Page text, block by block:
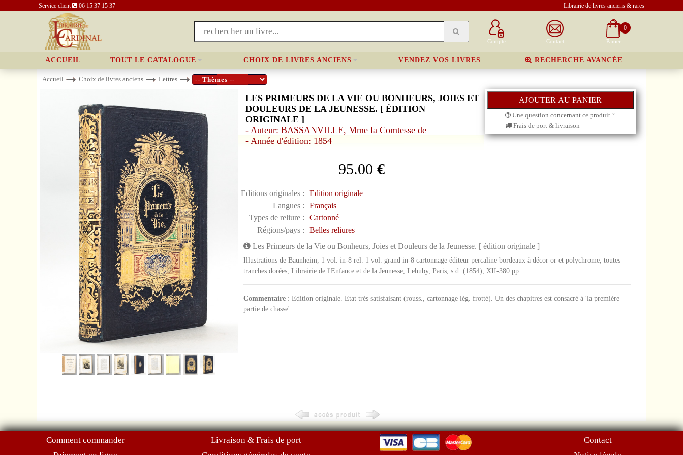
Service client 06 15 37 15 37 Librairie de livres anciens & rares
Compte Contact
0
Panier
ACCUEIL TOUT LE CATALOGUE CHOIX DE LIVRES ANCIENS VENDEZ VOS LIVRES RECHERCHE AVANCÉE
Accueil Choix de livres anciens Lettres
LES PRIMEURS DE LA VIE OU BONHEURS, JOIES ET
DOULEURS DE LA JEUNESSE. [ ÉDITION
ORIGINALE ]
- Auteur: BASSANVILLE, Mme la Comtesse de
- Année d'édition: 1854
95.00 €
Editions originales :
Edition originale
Langues :
Français
Types de reliure :
Cartonné
Régions/pays :
Belles reliures
Une question concernant ce produit ?
Frais de port & livraison
Les Primeurs de la Vie ou Bonheurs, Joies et Douleurs de la Jeunesse. [ édition originale ]
Illustrations de Baunheim, 1 vol. in-8 rel. 1 vol. grand in-8 cartonnage éditeur percaline bordeaux à décor or et polychrome, toutes
tranches dorées, Librairie de l'Enfance et de la Jeunesse, Lehuby, Paris, s.d. (1854), XII-380 pp.
Commentaire: Edition originale. Etat très satisfaisant (rouss., cartonnage lég. frotté). Un des chapitres est consacré à 'la première
partie de chasse'.
Comment commander
Livraison & Frais de port
Contact